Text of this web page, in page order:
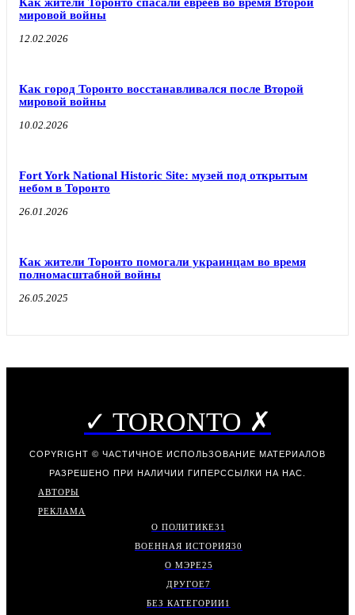
мировой войны
12.02.2026
Как город Торонто восстанавливался после Второй
мировой войны
10.02.2026
Fort York National Historic Site: музей под открытым
небом в Торонто
26.01.2026
Как жители Торонто помогали украинцам во время
полномасштабной войны
26.05.2025
✓ TORONTO ✗
COPYRIGHT © ЧАСТИЧНОЕ ИСПОЛЬЗОВАНИЕ МАТЕРИАЛОВ
РАЗРЕШЕНО ПРИ НАЛИЧИИ ГИПЕРССЫЛКИ НА НАС.
АВТОРЫ
РЕКЛАМА
О ПОЛИТИКЕ31
ВОЕННАЯ ИСТОРИЯ30
О МЭРЕ25
ДРУГОЕ7
БЕЗ КАТЕГОРИИ1